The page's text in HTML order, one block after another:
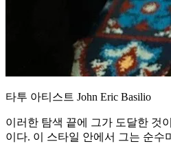
타투 아티스트 John Eric Basilio
이러한 탐색 끝에 그가 도달한 것
이다. 이 스타일 안에서 그는 순수